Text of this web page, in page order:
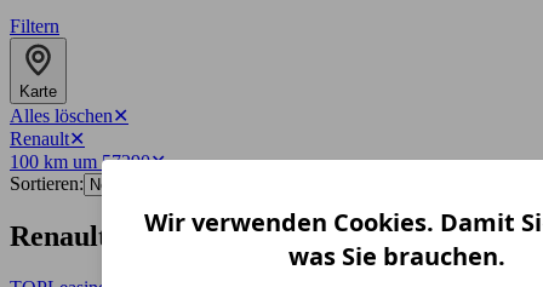
Wir verwenden Cookies. Damit
was Sie brauchen.
Filtern
Karte
Alles löschen✕
Renault✕
100 km um 57290✕
Sortieren:
Renault-Angebote in Neunkirchen